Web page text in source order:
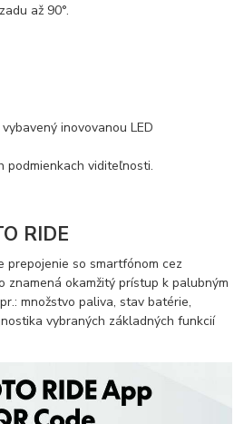
až 90°.
inovovanou LED
podmienkach viditeľnosti.
RIDE
prepojenie so smartfónom cez
znamená okamžitý prístup k palubným
množstvo paliva, stav batérie,
vybraných základných funkcií